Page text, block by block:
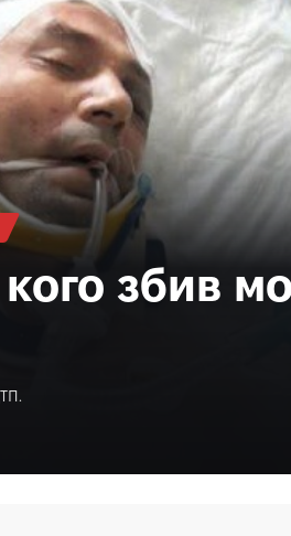
командою
ОВА, а нині - міністр у справах